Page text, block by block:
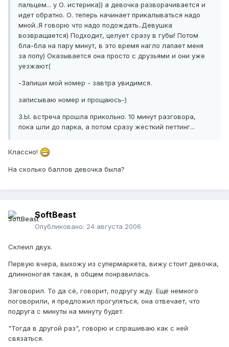
пальцем... у О. истерика)) а девочка разворачивается и
идет обратно. О. теперь начинает прикалываться надо
мной..Я говорю что надо подождать..Девушка
возвращается) Подходит, целует сразу в губы! Потом
бла-бла на пару минут, в это время нагло лапает меня
за попу) Оказывается она просто с друзьями и они уже
уезжают(
-Запиши мой номер - завтра увидимся.
записываю номер и прощаюсь-)
З.Ы. встреча прошла прикольно. 10 минут разговора,
пока шли до парка, а потом сразу жесткий петтинг...
Классно!
На сколько баллов девочка была?
SoftBeast
Опубликовано: 24 августа 2006
Склеил двух.
Первую вчера, выхожу из супермаркета, вижу стоит девочка,
длинноногая такая, в общем понравилась.
Заговорил. То да сё, говорит, подругу жду. Ещё немного
поговорили, я предложил прогуляться, она отвечает, что
подруга с минуты на минуту будет.
"Тогда в другой раз", говорю и спрашиваю как с ней
связаться.